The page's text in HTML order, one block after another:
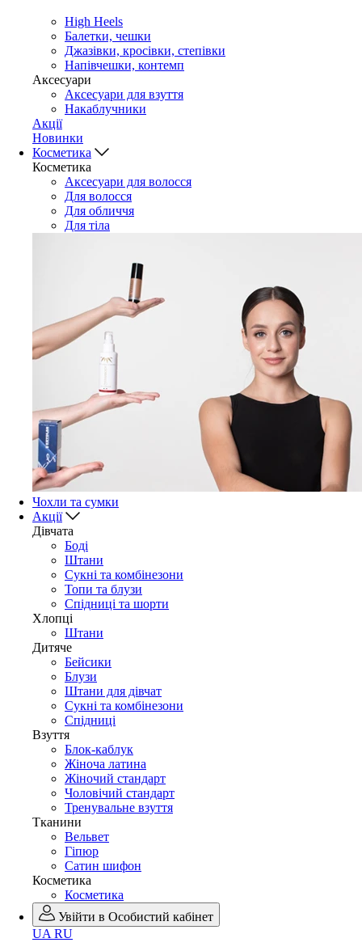
High Heels
Балетки, чешки
Джазівки, кросівки, степівки
Напівчешки, контемп
Аксесуари
Аксесуари для взуття
Накаблучники
Акції
Новинки
Косметика
Косметика
Аксесуари для волосся
Для волосся
Для обличчя
Для тіла
Чохли та сумки
Акції
Дівчата
Боді
Штани
Сукні та комбінезони
Топи та блузи
Спідниці та шорти
Хлопці
Штани
Дитяче
Бейсики
Блузи
Штани для дівчат
Сукні та комбінезони
Спідниці
Взуття
Блок-каблук
Жіноча латина
Жіночий стандарт
Чоловічий стандарт
Тренувальне взуття
Тканини
Вельвет
Гіпюр
Сатин шифон
Косметика
Косметика
Увійти в Особистий кабінет
UA RU